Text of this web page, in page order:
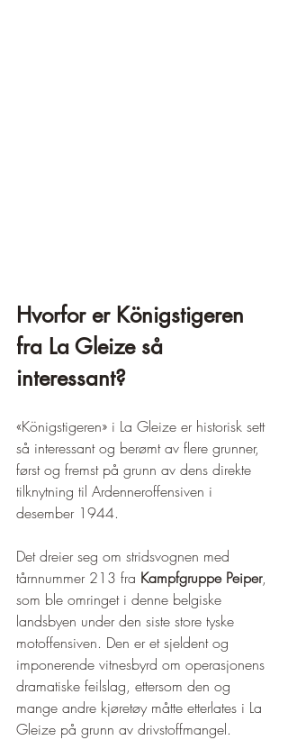
Hvorfor er Königstigeren
fra La Gleize så
interessant?
«Königstigeren» i La Gleize er historisk sett
så interessant og berømt av flere grunner,
først og fremst på grunn av dens direkte
tilknytning til Ardenneroffensiven i
desember 1944.
Det dreier seg om stridsvognen med
tårnnummer 213 fra Kampfgruppe Peiper,
som ble omringet i denne belgiske
landsbyen under den siste store tyske
motoffensiven. Den er et sjeldent og
imponerende vitnesbyrd om operasjonens
dramatiske feilslag, ettersom den og
mange andre kjøretøy måtte etterlates i La
Gleize på grunn av drivstoffmangel.